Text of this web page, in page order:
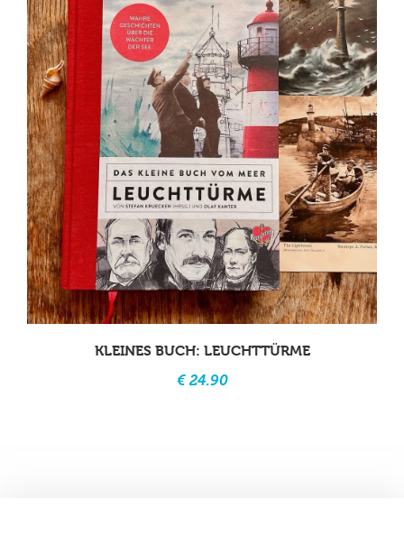
KLEINES BUCH: LEUCHTTÜRME
€ 24.90